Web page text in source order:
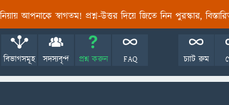
আপনাকে স্বাগতম! প্রশ্ন-উত্তর দিয়ে জিতে নিন পুরস্কার,
বিভাগসমূহ সদস্যবৃন্দ প্রশ্ন করুন FAQ চ্যাট রুম